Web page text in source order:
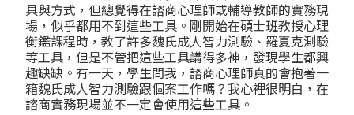
具與方式，但總覺得在諮商心理師或輔導教師的實務現
場，似乎都用不到這些工具。剛開始在碩士班教授心理
衡鑑課程時，教了許多魏氏成人智力測驗、羅夏克測驗
等工具，但是不管把這些工具講得多神，發現學生都興
趣缺缺。有一天，學生問我，諮商心理師真的會抱著一
箱魏氏成人智力測驗跟個案工作嗎？我心裡很明白，在
諮商實務現場並不一定會使用這些工具。